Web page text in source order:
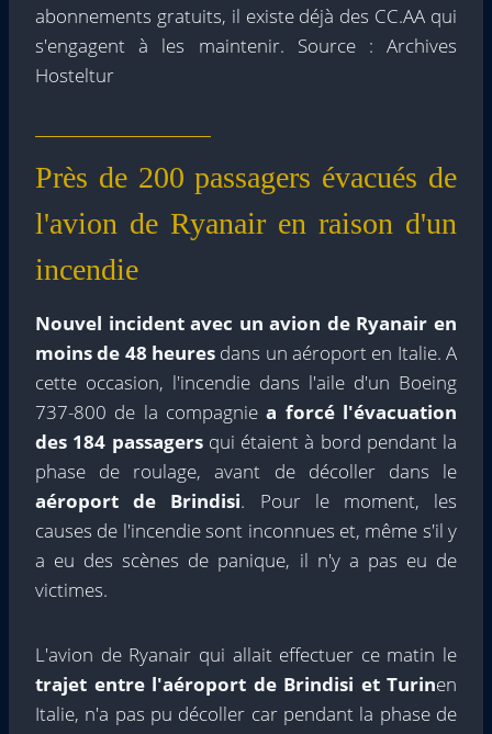
abonnements gratuits, il existe déjà des CC.AA qui
s'engagent à les maintenir. Source : Archives
Hosteltur
Près de 200 passagers évacués de
l'avion de Ryanair en raison d'un
incendie
Nouvel incident avec un avion de Ryanair en
moins de 48 heures dans un aéroport en Italie. A
cette occasion, l'incendie dans l'aile d'un Boeing
737-800 de la compagniea forcé l'évacuation
des 184 passagersqui étaient à bord pendant la
phase de roulage, avant de décoller dans le
aéroport de Brindisi. Pour le moment, les
causes de l'incendie sont inconnues et, même s'il y
a eu des scènes de panique, il n'y a pas eu de
victimes.
L'avion de Ryanair qui allait effectuer ce matin le
trajet entre l'aéroport de Brindisi et Turinen
Italie, n'a pas pu décoller car pendant la phase de